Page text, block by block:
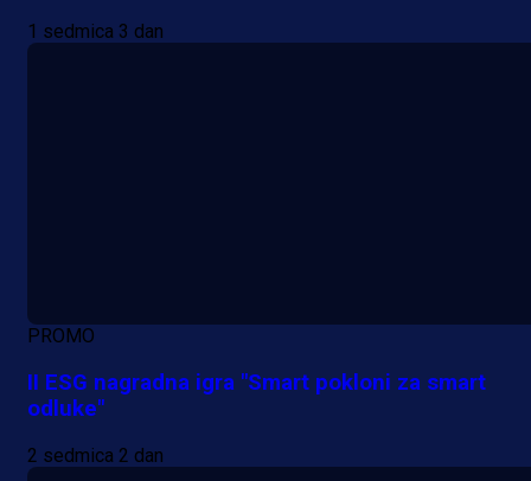
1 sedmica 3 dan
PROMO
II ESG nagradna igra "Smart pokloni za smart
odluke"
2 sedmica 2 dan